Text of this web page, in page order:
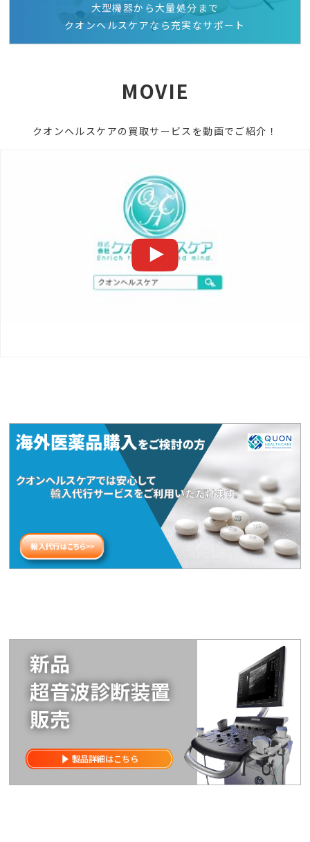
大型機器から大量処分まで
クオンヘルスケアなら充実なサポート
MOVIE
クオンヘルスケアの買取サービスを動画でご紹介！